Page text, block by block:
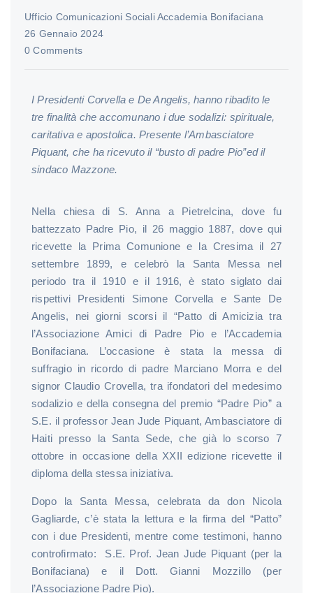
Ufficio Comunicazioni Sociali Accademia Bonifaciana
26 Gennaio 2024
0 Comments
I Presidenti Corvella e De Angelis, hanno ribadito le
tre finalità che accomunano i due sodalizi: spirituale,
caritativa e apostolica. Presente l’Ambasciatore
Piquant, che ha ricevuto il “busto di padre Pio”ed il
sindaco Mazzone.
Nella chiesa di S. Anna a Pietrelcina, dove fu
battezzato Padre Pio, il 26 maggio 1887, dove qui
ricevette la Prima Comunione e la Cresima il 27
settembre 1899, e celebrò la Santa Messa nel
periodo tra il 1910 e il 1916, è stato siglato dai
rispettivi Presidenti Simone Corvella e Sante De
Angelis, nei giorni scorsi il “Patto di Amicizia tra
l’Associazione Amici di Padre Pio e l’Accademia
Bonifaciana. L’occasione è stata la messa di
suffragio in ricordo di padre Marciano Morra e del
signor Claudio Crovella, tra ifondatori del medesimo
sodalizio e della consegna del premio “Padre Pio” a
S.E. il professor Jean Jude Piquant, Ambasciatore di
Haiti presso la Santa Sede, che già lo scorso 7
ottobre in occasione della XXII edizione ricevette il
diploma della stessa iniziativa.
Dopo la Santa Messa, celebrata da don Nicola
Gagliarde, c’è stata la lettura e la firma del “Patto”
con i due Presidenti, mentre come testimoni, hanno
controfirmato: S.E. Prof. Jean Jude Piquant (per la
Bonifaciana) e il Dott. Gianni Mozzillo (per
l’Associazione Padre Pio).